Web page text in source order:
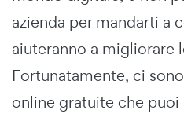
azienda per mandarti a
aiuteranno a migliorare
Fortunatamente, ci
online gratuite che puoi